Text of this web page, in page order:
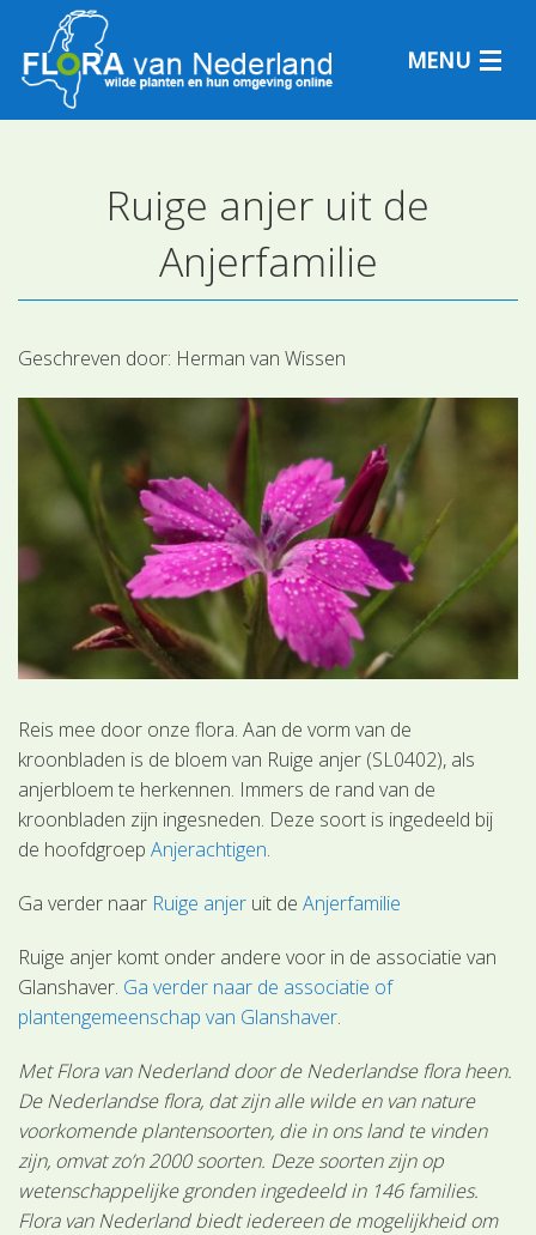
MENU
Plantensoorten
Plantengemeenschappen
Determineren
Ruige anjer uit de
Anjerfamilie
Geschreven door: Herman van Wissen
Reis mee door onze flora. Aan de vorm van de
kroonbladen is de bloem van Ruige anjer (SL0402), als
anjerbloem te herkennen. Immers de rand van de
kroonbladen zijn ingesneden. Deze soort is ingedeeld bij
de hoofdgroepAnjerachtigen.
Ga verder naar Ruige anjer uit deAnjerfamilie
Ruige anjer komt onder andere voor in de associatie van
Glanshaver. Ga verder naar de associatie of
plantengemeenschap van Glanshaver.
Met Flora van Nederland door de Nederlandse flora heen.
De Nederlandse flora, dat zijn alle wilde en van nature
voorkomende plantensoorten, die in ons land te vinden
zijn, omvat zo’n 2000 soorten. Deze soorten zijn op
wetenschappelijke gronden ingedeeld in 146 families.
Flora van Nederland biedt iedereen de mogelijkheid om